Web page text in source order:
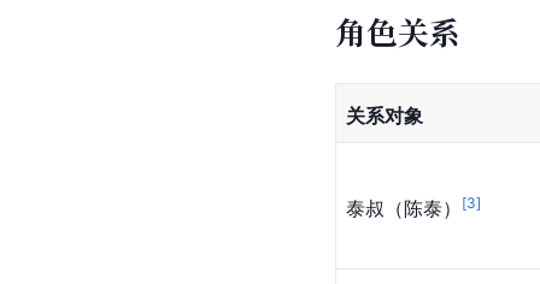
角色关系
关系对象
泰叔（陈泰） [3]